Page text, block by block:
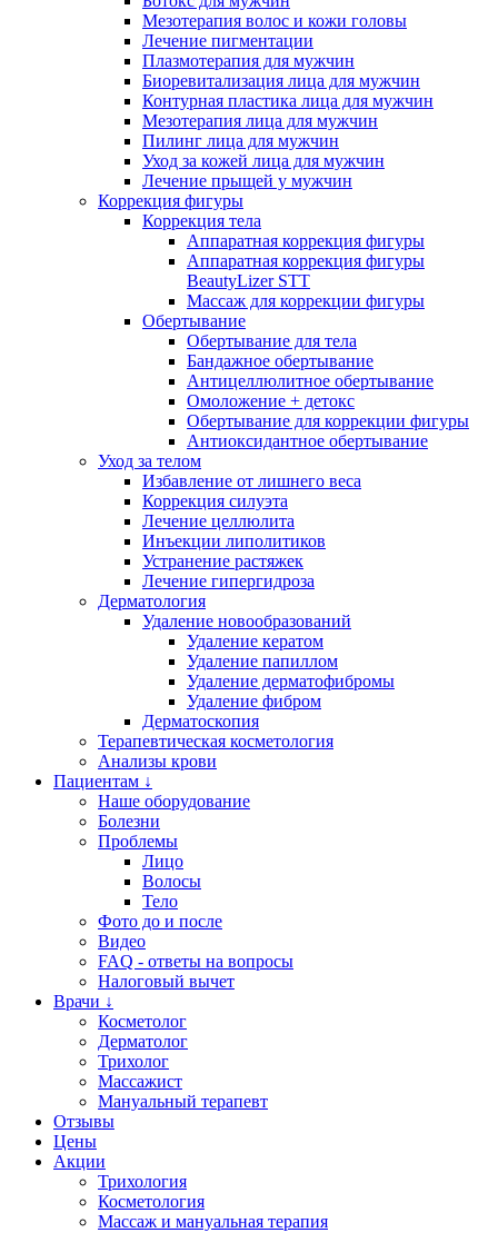
Мезотерапия волос и кожи головы
Лечение пигментации
Плазмотерапия для мужчин
Биоревитализация лица для мужчин
Контурная пластика лица для мужчин
Мезотерапия лица для мужчин
Пилинг лица для мужчин
Уход за кожей лица для мужчин
Лечение прыщей у мужчин
Коррекция фигуры
Коррекция тела
Аппаратная коррекция фигуры
Аппаратная коррекция фигуры
BeautyLizer STT
Массаж для коррекции фигуры
Обертывание
Обертывание для тела
Бандажное обертывание
Антицеллюлитное обертывание
Омоложение + детокс
Обертывание для коррекции фигуры
Антиоксидантное обертывание
Уход за телом
Избавление от лишнего веса
Коррекция силуэта
Лечение целлюлита
Инъекции липолитиков
Устранение растяжек
Лечение гипергидроза
Дерматология
Удаление новообразований
Удаление кератом
Удаление папиллом
Удаление дерматофибромы
Удаление фибром
Дерматоскопия
Терапевтическая косметология
Анализы крови
Пациентам ↓
Наше оборудование
Болезни
Проблемы
Лицо
Волосы
Тело
Фото до и после
Видео
FAQ - ответы на вопросы
Налоговый вычет
Врачи ↓
Косметолог
Дерматолог
Трихолог
Массажист
Мануальный терапевт
Отзывы
Цены
Акции
Трихология
Косметология
Массаж и мануальная терапия